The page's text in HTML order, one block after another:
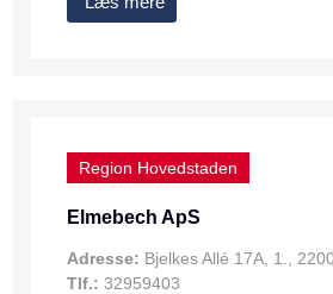
Region Hovedstaden
Elmebech ApS
Adresse: Bjelkes Allé 17A, 1.,
Tlf.: 32959403